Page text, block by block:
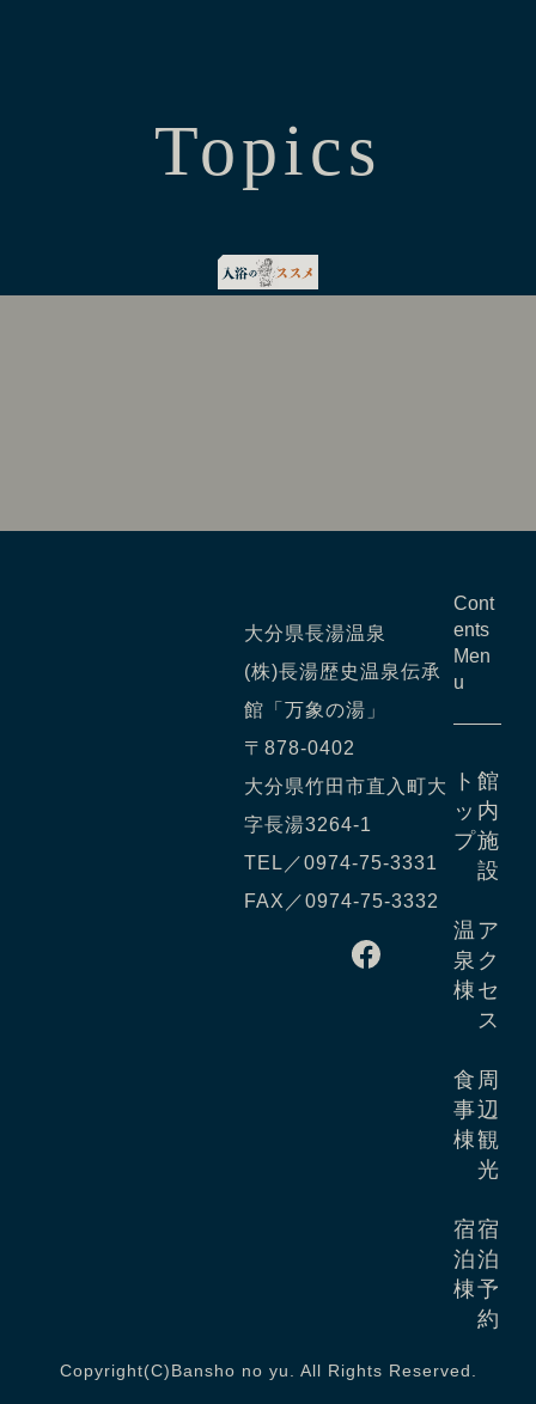
Topics
大分県長湯温泉
(株)長湯歴史温泉伝承
館「万象の湯」
〒878-0402
大分県竹田市直入町大
字長湯3264-1
TEL／0974-75-3331
FAX／0974-75-3332
Cont
ents
Men
u
ト
ッ
プ
館
内
施
設
温
泉
棟
ア
ク
セ
ス
食
事
棟
周
辺
観
光
宿
泊
棟
宿
泊
予
約
Copyright(C)Bansho no yu. All Rights Reserved.